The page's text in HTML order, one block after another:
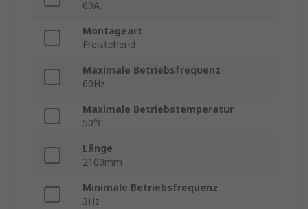
60A
Montageart
Freistehend
Maximale Betriebsfrequenz
60Hz
Maximale Betriebstemperatur
50°C
Länge
2100mm
Minimale Betriebsfrequenz
3Hz